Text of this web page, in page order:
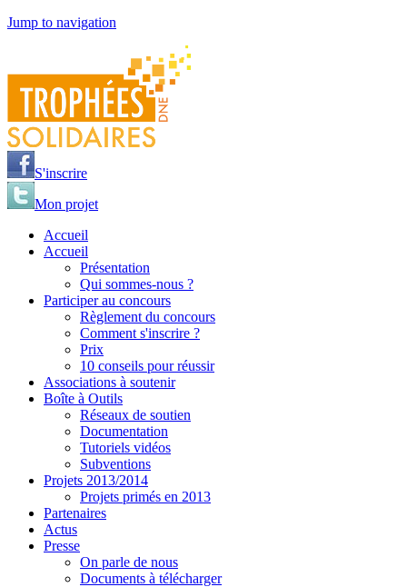
Jump to navigation
S'inscrire
Mon projet
Accueil
Accueil
Présentation
Qui sommes-nous ?
Participer au concours
Règlement du concours
Comment s'inscrire ?
Prix
10 conseils pour réussir
Associations à soutenir
Boîte à Outils
Réseaux de soutien
Documentation
Tutoriels vidéos
Subventions
Projets 2013/2014
Projets primés en 2013
Partenaires
Actus
Presse
On parle de nous
Documents à télécharger